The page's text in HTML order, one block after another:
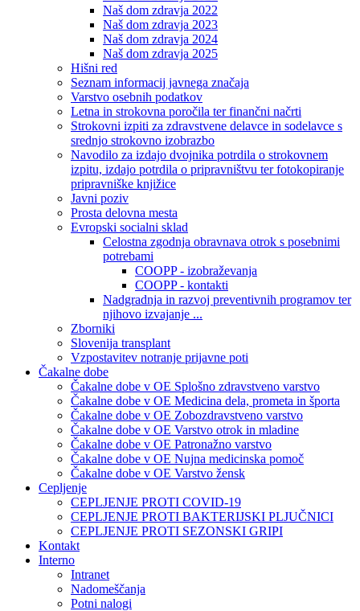
Naš dom zdravja 2022
Naš dom zdravja 2023
Naš dom zdravja 2024
Naš dom zdravja 2025
Hišni red
Seznam informacij javnega značaja
Varstvo osebnih podatkov
Letna in strokovna poročila ter finančni načrti
Strokovni izpiti za zdravstvene delavce in sodelavce s
srednjo strokovno izobrazbo
Navodilo za izdajo dvojnika potrdila o strokovnem
izpitu, izdajo potrdila o pripravništvu ter fotokopiranje
pripravniške knjižice
Javni poziv
Prosta delovna mesta
Evropski socialni sklad
Celostna zgodnja obravnava otrok s posebnimi
potrebami
COOPP - izobraževanja
COOPP - kontakti
Nadgradnja in razvoj preventivnih programov ter
njihovo izvajanje ...
Zborniki
Slovenija transplant
Vzpostavitev notranje prijavne poti
Čakalne dobe
Čakalne dobe v OE Splošno zdravstveno varstvo
Čakalne dobe v OE Medicina dela, prometa in športa
Čakalne dobe v OE Zobozdravstveno varstvo
Čakalne dobe v OE Varstvo otrok in mladine
Čakalne dobe v OE Patronažno varstvo
Čakalne dobe v OE Nujna medicinska pomoč
Čakalne dobe v OE Varstvo žensk
Cepljenje
CEPLJENJE PROTI COVID-19
CEPLJENJE PROTI BAKTERIJSKI PLJUČNICI
CEPLJENJE PROTI SEZONSKI GRIPI
Kontakt
Interno
Intranet
Nadomeščanja
Potni nalogi